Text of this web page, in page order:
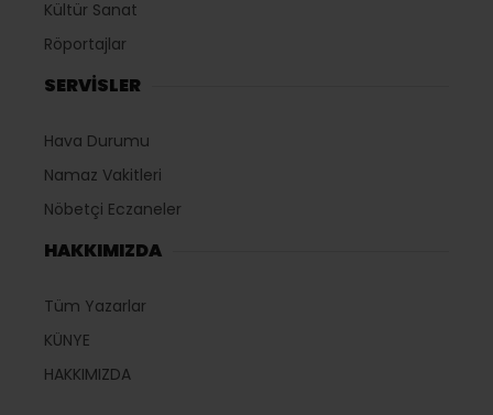
Kültür Sanat
Röportajlar
SERVİSLER
Hava Durumu
Namaz Vakitleri
Nöbetçi Eczaneler
HAKKIMIZDA
Tüm Yazarlar
KÜNYE
HAKKIMIZDA